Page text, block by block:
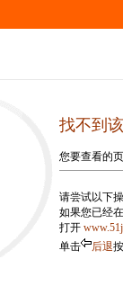
找不到
您要查看的
请尝试以下
如果您已经
打开
单击
后退